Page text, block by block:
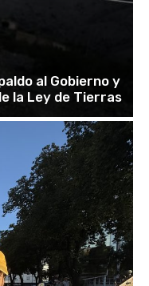
al Gobierno y
la Ley de Tierras